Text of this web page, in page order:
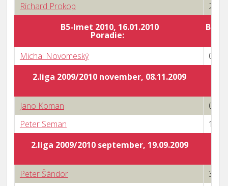
Richard Prokop
2 : 3
B5-Imet 2010, 16.01.2010
Poradie:
Michal Novomeský
0 : 3
2.liga 2009/2010 november, 08.11.2009
Jano Koman
0 : 3
Peter Seman
1 : 3
2.liga 2009/2010 september, 19.09.2009
Peter Šándor
3 : 1